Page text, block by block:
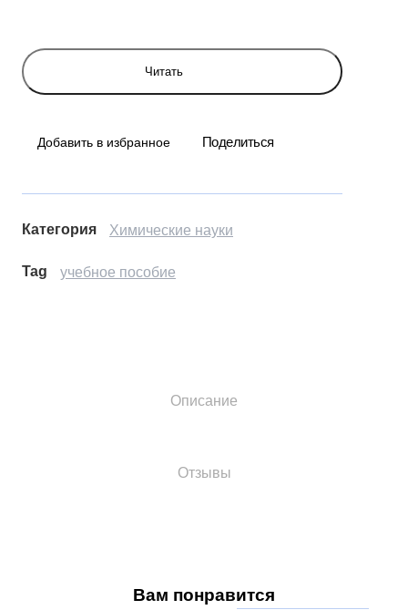
Читать
Добавить в избранное Поделиться
Категория Химические науки
Tag учебное пособие
Описание
Отзывы
Вам понравится